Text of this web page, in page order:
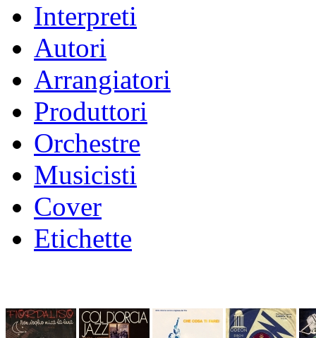
Interpreti
Autori
Arrangiatori
Produttori
Orchestre
Musicisti
Cover
Etichette